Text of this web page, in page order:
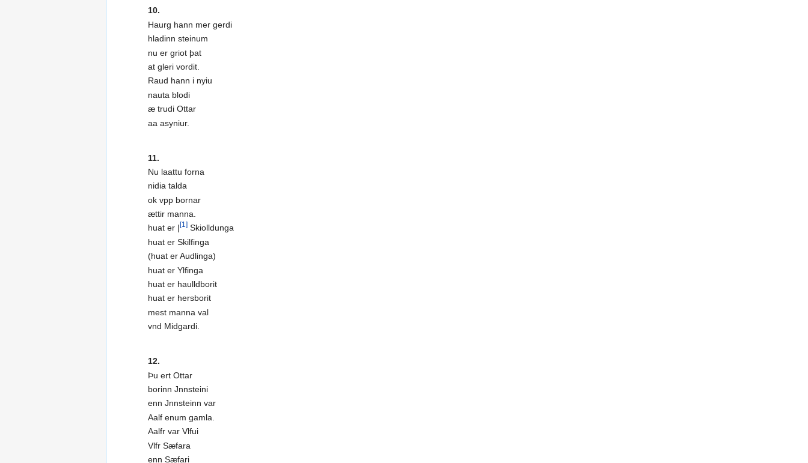
10.
Haurg hann mer gerdi
hladinn steinum
nu er griot þat
at gleri vordit.
Raud hann i nyiu
nauta blodi
æ trudi Ottar
aa asyniur.
11.
Nu laattu forna
nidia talda
ok vpp bornar
ættir manna.
huat er |[1]Skiolldunga
huat er Skilfinga
(huat er Audlinga)
huat er Ylfinga
huat er haulldborit
huat er hersborit
mest manna val
vnd Midgardi.
12.
Þu ert Ottar
borinn Jnnsteini
enn Jnnsteinn var
Aalf enum gamla.
Aalfr var Vlfui
Vlfr Sæfara
enn Sæfari